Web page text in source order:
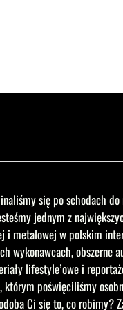
się po schodach do
jednym z
i metalowej w polskim
wykonawcach, obszerne
lifestyle’owe i
poświęciliśmy
Ci się to, co robimy?